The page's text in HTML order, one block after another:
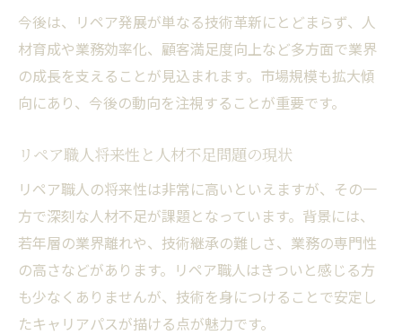
今後は、リペア発展が単なる技術革新にとどまらず、人
材育成や業務効率化、顧客満足度向上など多方面で業界
の成長を支えることが見込まれます。市場規模も拡大傾
向にあり、今後の動向を注視することが重要です。
リペア職人将来性と人材不足問題の現状
リペア職人の将来性は非常に高いといえますが、その一
方で深刻な人材不足が課題となっています。背景には、
若年層の業界離れや、技術継承の難しさ、業務の専門性
の高さなどがあります。リペア職人はきついと感じる方
も少なくありませんが、技術を身につけることで安定し
たキャリアパスが描ける点が魅力です。